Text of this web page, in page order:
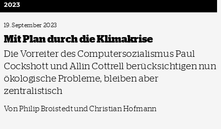
2023
19. September 2023
Mit Plan durch die Klimakrise
Die Vorreiter des Computersozialismus Paul
Cockshott und Allin Cottrell berücksichtigen nun
ökologische Probleme, bleiben aber
zentralistisch
Von Philip Broistedt und Christian Hofmann